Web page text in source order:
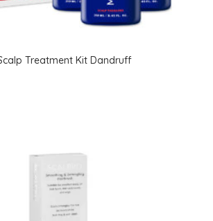
Treatment Kit Dandruff